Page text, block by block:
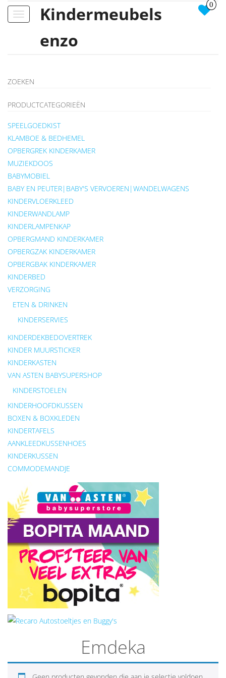
Toggle
Kindermeubels
enzo
0
ZOEKEN
PRODUCTCATEGORIEËN
SPEELGOEDKIST
KLAMBOE & BEDHEMEL
OPBERGREK KINDERKAMER
MUZIEKDOOS
BABYMOBIEL
BABY EN PEUTER|BABY'S VERVOEREN|WANDELWAGENS
KINDERVLOERKLEED
KINDERWANDLAMP
KINDERLAMPENKAP
OPBERGMAND KINDERKAMER
OPBERGZAK KINDERKAMER
OPBERGBAK KINDERKAMER
KINDERBED
VERZORGING
ETEN & DRINKEN
KINDERSERVIES
KINDERDEKBEDOVERTREK
KINDER MUURSTICKER
KINDERKASTEN
VAN ASTEN BABYSUPERSHOP
KINDERSTOELEN
KINDERHOOFDKUSSEN
BOXEN & BOXKLEDEN
KINDERTAFELS
AANKLEEDKUSSENHOES
KINDERKUSSEN
COMMODEMANDJE
Emdeka